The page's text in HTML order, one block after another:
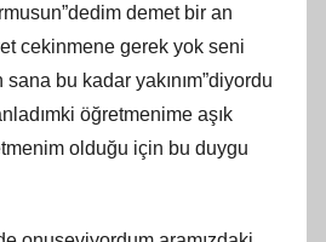
demet bir an
cekinmene gerek yok seni
bu kadar yakınım”diyordu
öğretmenime aşık
olduğu için bu duygu